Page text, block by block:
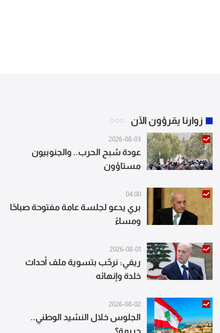
زوارنا يقرؤون الآن
2026-08-03
عودة شبح الحرب.. والجنوبيون
مستاؤون
04:00
بري يدعو لجلسة عامة مفتوحة صباحًا
ومساءً
2026-08-01
ريفي: نرحّب بتسوية ملف أحداث
خلدة وإنهائه
2026-08-02
الجلوس خلال النشيد الوطني..